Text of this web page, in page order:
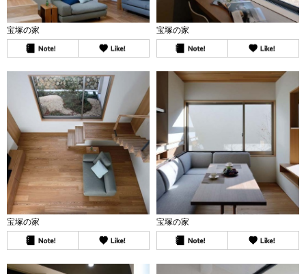
宝塚の家 宝塚の家
宝塚の家 宝塚の家